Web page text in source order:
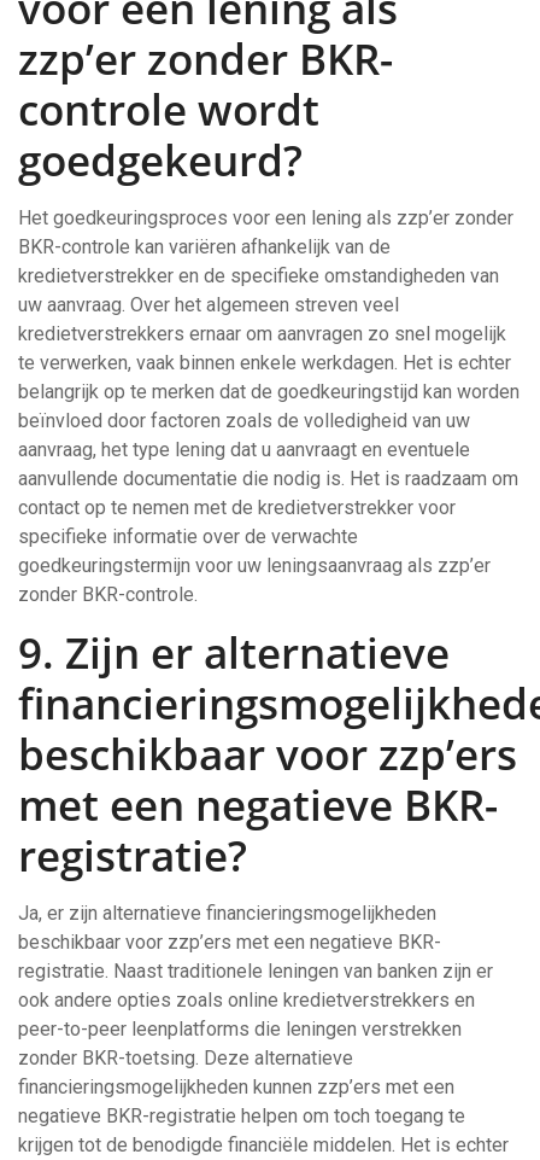
zzp’er zonder BKR-
controle wordt
goedgekeurd?
Het goedkeuringsproces voor een lening als zzp’er zonder
BKR-controle kan variëren afhankelijk van de
kredietverstrekker en de specifieke omstandigheden van
uw aanvraag. Over het algemeen streven veel
kredietverstrekkers ernaar om aanvragen zo snel mogelijk
te verwerken, vaak binnen enkele werkdagen. Het is echter
belangrijk op te merken dat de goedkeuringstijd kan worden
beïnvloed door factoren zoals de volledigheid van uw
aanvraag, het type lening dat u aanvraagt en eventuele
aanvullende documentatie die nodig is. Het is raadzaam om
contact op te nemen met de kredietverstrekker voor
specifieke informatie over de verwachte
goedkeuringstermijn voor uw leningsaanvraag als zzp’er
zonder BKR-controle.
9. Zijn er alternatieve
beschikbaar voor zzp’ers
met een negatieve BKR-
registratie?
Ja, er zijn alternatieve financieringsmogelijkheden
beschikbaar voor zzp’ers met een negatieve BKR-
registratie. Naast traditionele leningen van banken zijn er
ook andere opties zoals online kredietverstrekkers en
peer-to-peer leenplatforms die leningen verstrekken
zonder BKR-toetsing. Deze alternatieve
financieringsmogelijkheden kunnen zzp’ers met een
negatieve BKR-registratie helpen om toch toegang te
krijgen tot de benodigde financiële middelen. Het is echter